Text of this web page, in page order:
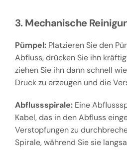
3. Mechanische
Pümpel:Platzieren Sie den
Abfluss, drücken Sie ihn
ziehen Sie ihn dann schnell
Druck zu erzeugen und die
Abflussspirale:Eine
Kabel, das in den Abfluss
Verstopfungen zu
Spirale, während Sie sie